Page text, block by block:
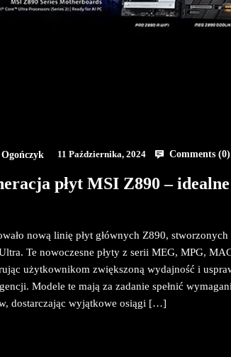
11 Października, 2024 Comments (0)
płyt MSI Z890 –
nową linię płyt głównych Z890,
Te nowoczesne płyty z serii MEG, MPG,
użytkownikom zwiększoną wydajność i
Modele te mają za zadanie spełnić
dostarczając wyjątkowe osiągi […]